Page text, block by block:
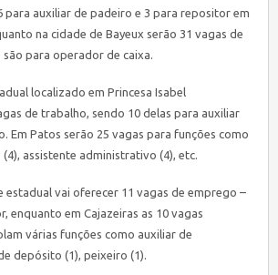
para auxiliar de padeiro e 3 para repositor em
na cidade de Bayeux serão 31 vagas de
são para operador de caixa.
localizado em Princesa Isabel
de trabalho, sendo 10 delas para auxiliar
Em Patos serão 25 vagas para funções como
assistente administrativo (4), etc.
estadual vai oferecer 11 vagas de emprego –
enquanto em Cajazeiras as 10 vagas
várias funções como auxiliar de
depósito (1), peixeiro (1).